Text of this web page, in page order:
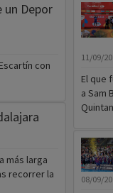
Depor
con
más larga
recorrer la
11/09/
El que
a Sam
08/09/